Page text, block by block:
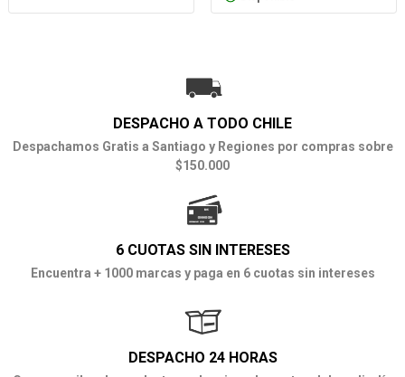
DESPACHO A TODO CHILE
Despachamos Gratis a Santiago y Regiones por compras sobre
$150.000
6 CUOTAS SIN INTERESES
Encuentra + 1000 marcas y paga en 6 cuotas sin intereses
DESPACHO 24 HORAS